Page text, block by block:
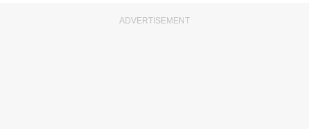
ADVERTISEMENT